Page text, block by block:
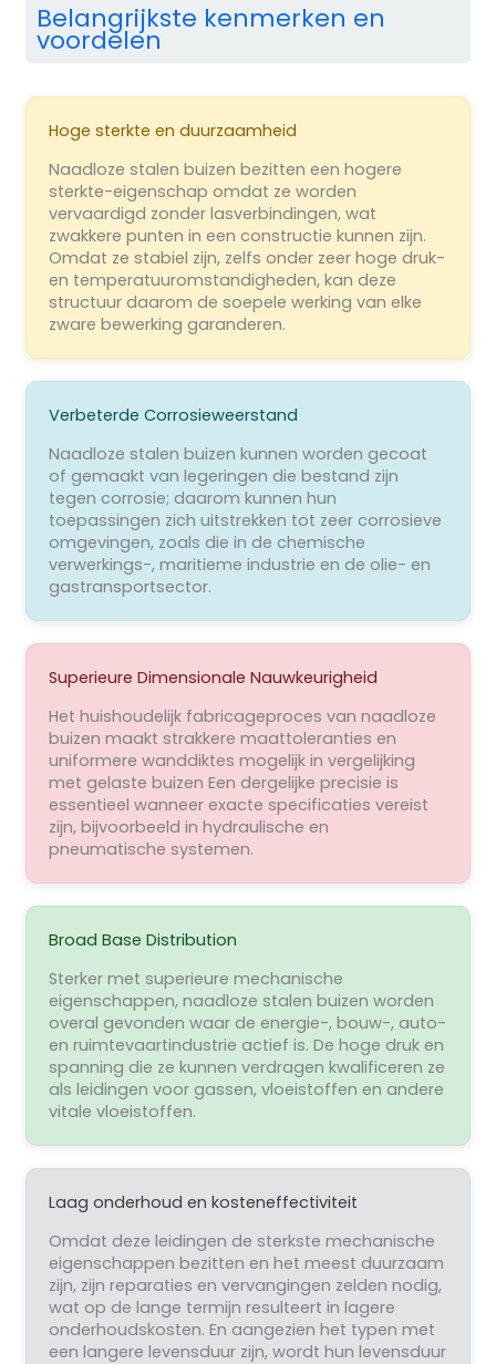
Belangrijkste kenmerken en
voordelen
Hoge sterkte en duurzaamheid
Naadloze stalen buizen bezitten een hogere
sterkte-eigenschap omdat ze worden
vervaardigd zonder lasverbindingen, wat
zwakkere punten in een constructie kunnen zijn.
Omdat ze stabiel zijn, zelfs onder zeer hoge druk-
en temperatuuromstandigheden, kan deze
structuur daarom de soepele werking van elke
zware bewerking garanderen.
Verbeterde Corrosieweerstand
Naadloze stalen buizen kunnen worden gecoat
of gemaakt van legeringen die bestand zijn
tegen corrosie; daarom kunnen hun
toepassingen zich uitstrekken tot zeer corrosieve
omgevingen, zoals die in de chemische
verwerkings-, maritieme industrie en de olie- en
gastransportsector.
Superieure Dimensionale Nauwkeurigheid
Het huishoudelijk fabricageproces van naadloze
buizen maakt strakkere maattoleranties en
uniformere wanddiktes mogelijk in vergelijking
met gelaste buizen Een dergelijke precisie is
essentieel wanneer exacte specificaties vereist
zijn, bijvoorbeeld in hydraulische en
pneumatische systemen.
Broad Base Distribution
Sterker met superieure mechanische
eigenschappen, naadloze stalen buizen worden
overal gevonden waar de energie-, bouw-, auto-
en ruimtevaartindustrie actief is. De hoge druk en
spanning die ze kunnen verdragen kwalificeren ze
als leidingen voor gassen, vloeistoffen en andere
vitale vloeistoffen.
Laag onderhoud en kosteneffectiviteit
Omdat deze leidingen de sterkste mechanische
eigenschappen bezitten en het meest duurzaam
zijn, zijn reparaties en vervangingen zelden nodig,
wat op de lange termijn resulteert in lagere
onderhoudskosten. En aangezien het typen met
een langere levensduur zijn, wordt hun levensduur